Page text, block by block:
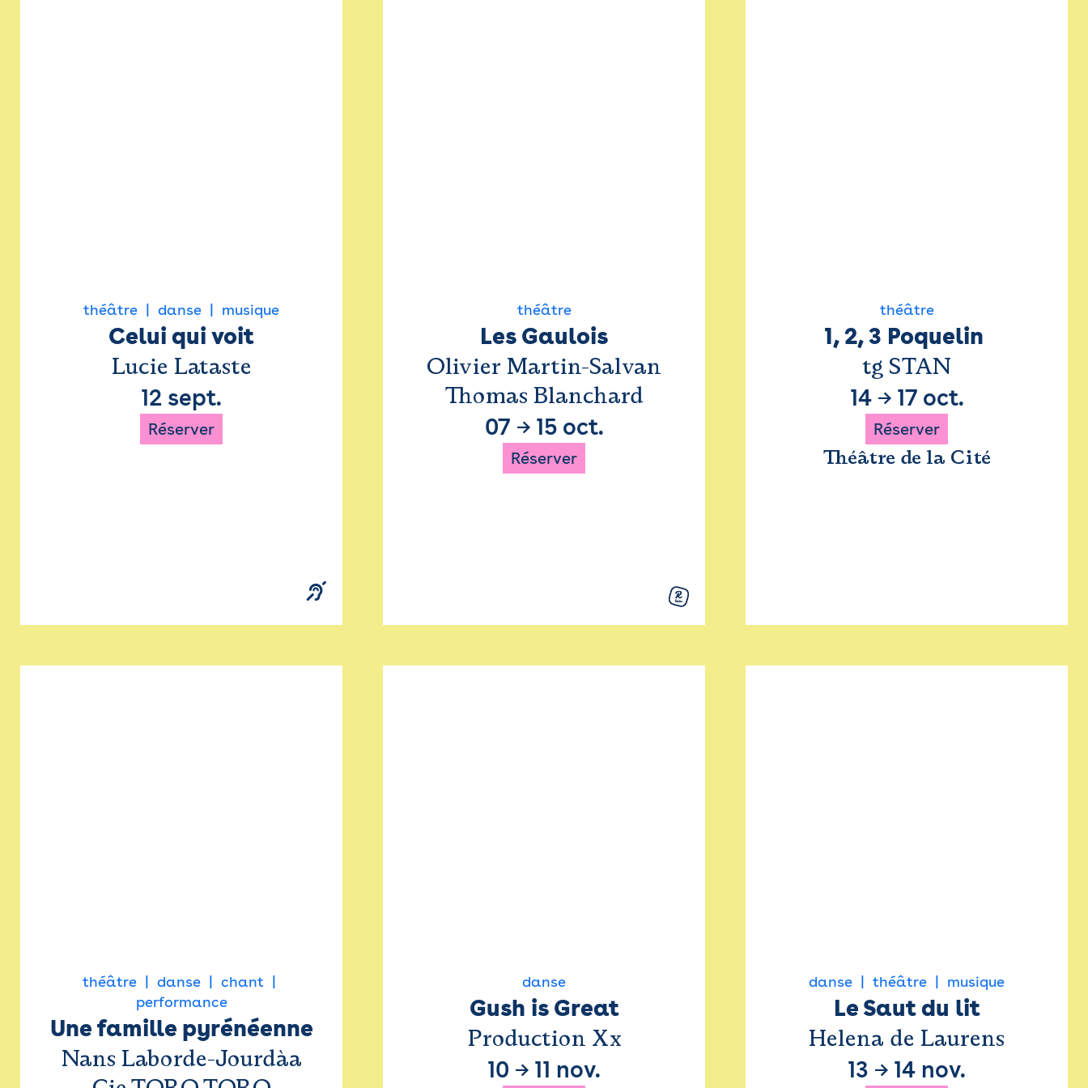
théâtre danse musique
Celui qui voit
Lucie Lataste
12 sept.
Réserver
théâtre
Les Gaulois
Olivier Martin-Salvan
Thomas Blanchard
07 → 15 oct.
Réserver
théâtre
1, 2, 3 Poquelin
tg STAN
14→ 17 oct.
Réserver
Théâtre de la Cité
théâtre danse
chant
performance
Une famille pyrénéenne
Nans Laborde-Jourdàa
danse
Gush is Great
Production Xx
10 → 11 nov.
danse théâtre musique
Le Saut du lit
Helena de Laurens
13 → 14 nov.